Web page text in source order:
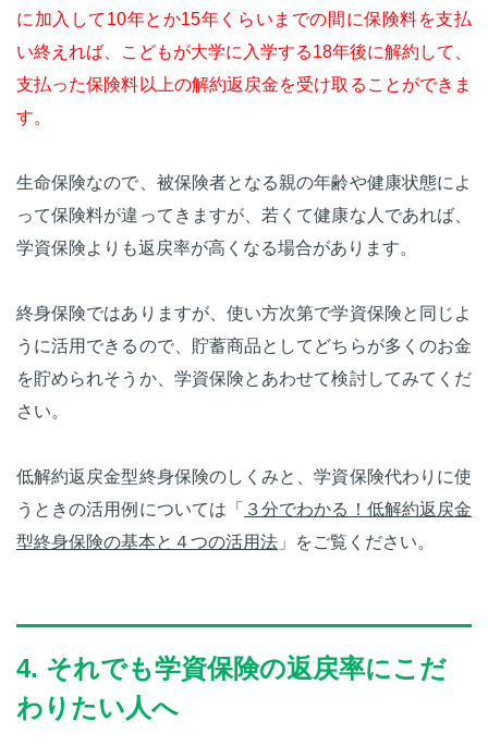
に加入して10年とか15年くらいまでの間に保険料を支払
い終えれば、こどもが大学に入学する18年後に解約して、
支払った保険料以上の解約返戻金を受け取ることができま
す。
生命保険なので、被保険者となる親の年齢や健康状態によ
って保険料が違ってきますが、若くて健康な人であれば、
学資保険よりも返戻率が高くなる場合があります。
終身保険ではありますが、使い方次第で学資保険と同じよ
うに活用できるので、貯蓄商品としてどちらが多くのお金
を貯められそうか、学資保険とあわせて検討してみてくだ
さい。
低解約返戻金型終身保険のしくみと、学資保険代わりに使
うときの活用例については「 ３分でわかる！低解約返戻金
型終身保険の基本と４つの活用法 」をご覧ください。
4. それでも学資保険の返戻率にこだ
わりたい人へ